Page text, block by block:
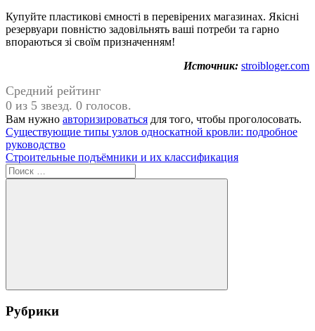
Купуйте пластикові ємності в перевірених магазинах. Якісні
резервуари повністю задовільнять ваші потреби та гарно
впораються зі своїм призначенням!
Источник: stroibloger.com
Средний рейтинг
0 из 5 звезд. 0 голосов.
Вам нужно авторизироваться для того, чтобы проголосовать.
Навигация
по
записям
Предыдущая
запись:
Существующие типы узлов односкатной кровли: подробное
руководство
Следующая
запись:
Строительные подъёмники и их классификация
Поиск
для:
Поиск
Рубрики